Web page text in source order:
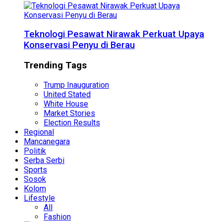
Teknologi Pesawat Nirawak Perkuat Upaya
Konservasi Penyu di Berau
Trending Tags
Trump Inauguration
United Stated
White House
Market Stories
Election Results
Regional
Mancanegara
Politik
Serba Serbi
Sports
Sosok
Kolom
Lifestyle
All
Fashion